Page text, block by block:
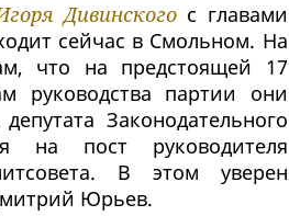
Дивинского с главами
сейчас в Смольном. На
что на предстоящей 17
руководства партии они
Законодательного
на пост руководителя
В этом уверен
Юрьев.